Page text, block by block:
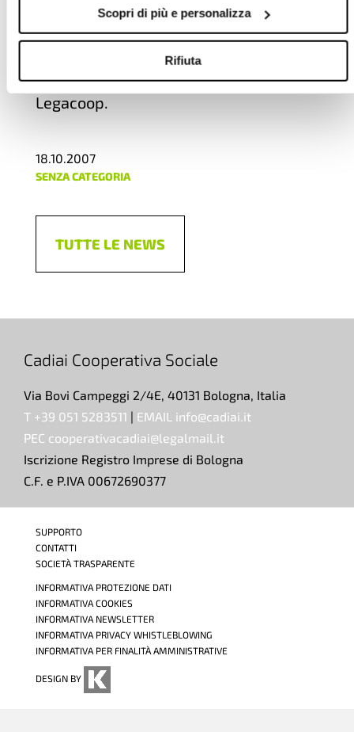
Scopri di più e personalizza
Rifiuta
Sergio D’Angelo, napoletano, è
presidente del consorzio sociale Gesco
di Napoli e di Drom, il Consorzio
Nazionale della Cooperazione sociale
Legacoop.
18.10.2007
SENZA CATEGORIA
TUTTE LE NEWS
Cadiai Cooperativa Sociale
Via Bovi Campeggi 2/4E, 40131 Bologna, Italia
T +39 051 5283511 | EMAIL info@cadiai.it
PEC cooperativacadiai@legalmail.it
Iscrizione Registro Imprese di Bologna
C.F. e P.IVA 00672690377
SUPPORTO
CONTATTI
SOCIETÀ TRASPARENTE
INFORMATIVA PROTEZIONE DATI
INFORMATIVA COOKIES
INFORMATIVA NEWSLETTER
INFORMATIVA PRIVACY WHISTLEBLOWING
INFORMATIVA PER FINALITÀ AMMINISTRATIVE
DESIGN BY